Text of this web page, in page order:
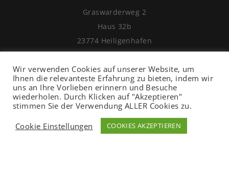
Graswarderweg 2
Haus 32b
23774 Heiligenhafen
post[at]ostsee-ferienhaus-heiligenhafen.de
Wir verwenden Cookies auf unserer Website, um
Ihnen die relevanteste Erfahrung zu bieten, indem wir
uns an Ihre Vorlieben erinnern und Besuche
wiederholen. Durch Klicken auf "Akzeptieren"
stimmen Sie der Verwendung ALLER Cookies zu.
Cookie Einstellungen
COOKIES AKZEPTIEREN